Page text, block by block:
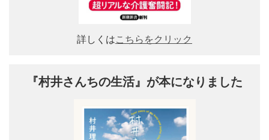
詳しくはこちらをクリック
『村井さんちの生活』が本になりました